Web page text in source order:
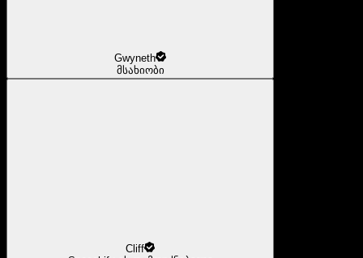
Gwyneth
მსახიობი
Cliff